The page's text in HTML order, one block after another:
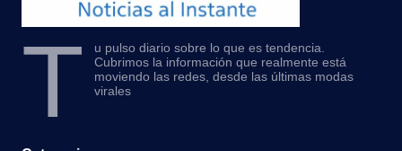
T
u pulso diario sobre lo que es tendencia.
Cubrimos la información que realmente está
moviendo las redes, desde las últimas modas
virales